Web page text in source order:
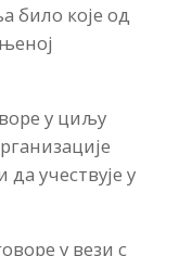
било које од
у циљу
учествује у
у вези с